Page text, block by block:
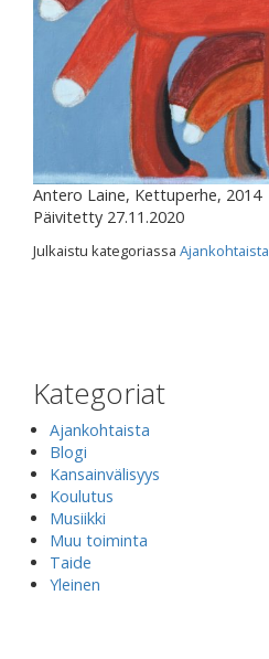
Antero Laine, Kettuperhe, 2014
Päivitetty 27.11.2020
Julkaistu kategoriassa Ajankohtaista
Kategoriat
Ajankohtaista
Blogi
Kansainvälisyys
Koulutus
Musiikki
Muu toiminta
Taide
Yleinen